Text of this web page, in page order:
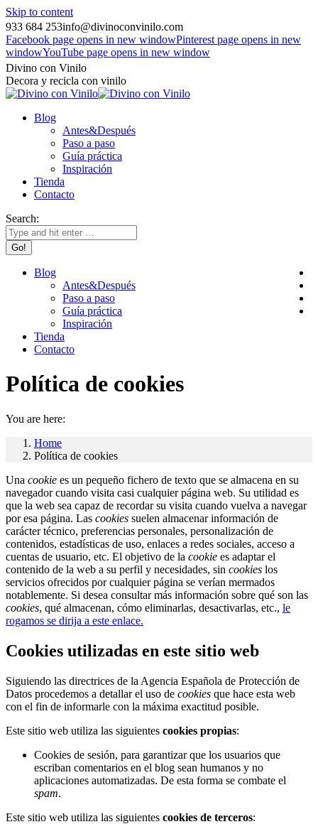
Skip to content
933 684 253info@divinoconvinilo.com
Facebook page opens in new windowPinterest page opens in new
windowYouTube page opens in new window
Divino con Vinilo
Decora y recicla con vinilo
Blog
Antes&Después
Paso a paso
Guía práctica
Inspiración
Tienda
Contacto
Search:
Blog
Antes&Después
Paso a paso
Guía práctica
Inspiración
Tienda
Contacto
Política de cookies
You are here:
Home
Política de cookies
Una cookie es un pequeño fichero de texto que se almacena en su
navegador cuando visita casi cualquier página web. Su utilidad es
que la web sea capaz de recordar su visita cuando vuelva a navegar
por esa página. Las cookies suelen almacenar información de
carácter técnico, preferencias personales, personalización de
contenidos, estadísticas de uso, enlaces a redes sociales, acceso a
cuentas de usuario, etc. El objetivo de la cookie es adaptar el
contenido de la web a su perfil y necesidades, sin cookies los
servicios ofrecidos por cualquier página se verían mermados
notablemente. Si desea consultar más información sobre qué son las
cookies, qué almacenan, cómo eliminarlas, desactivarlas, etc., le
rogamos se dirija a este enlace.
Cookies utilizadas en este sitio web
Siguiendo las directrices de la Agencia Española de Protección de
Datos procedemos a detallar el uso de cookies que hace esta web
con el fin de informarle con la máxima exactitud posible.
Este sitio web utiliza las siguientes cookies propias:
Cookies de sesión, para garantizar que los usuarios que
escriban comentarios en el blog sean humanos y no
aplicaciones automatizadas. De esta forma se combate el
spam.
Este sitio web utiliza las siguientes cookies de terceros: